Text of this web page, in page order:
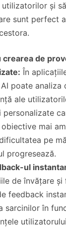
și
sunt perfect
crearea de
În
poate analiza
ale
personalizate
mai
pe
progresează.
ul
de învățare și
feedback
sarcinilor în